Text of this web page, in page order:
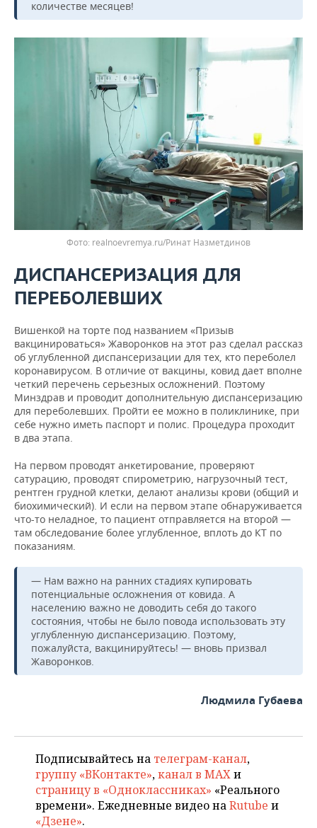
количестве месяцев!
realnoevremya.ru/Ринат Назметдинов
ДИСПАНСЕРИЗАЦИЯ ДЛЯ
ПЕРЕБОЛЕВШИХ
Вишенкой на торте под названием «Призыв
вакцинироваться» Жаворонков на этот раз сделал рассказ
об углубленной диспансеризации для тех, кто переболел
коронавирусом. В отличие от вакцины, ковид дает вполне
четкий перечень серьезных осложнений. Поэтому
Минздрав и проводит дополнительную диспансеризацию
для переболевших. Пройти ее можно в поликлинике, при
себе нужно иметь паспорт и полис. Процедура проходит
в два этапа.
На первом проводят анкетирование, проверяют
сатурацию, проводят спирометрию, нагрузочный тест,
рентген грудной клетки, делают анализы крови (общий и
биохимический). И если на первом этапе обнаруживается
что-то неладное, то пациент отправляется на второй —
там обследование более углубленное, вплоть до КТ по
показаниям.
— Нам важно на ранних стадиях купировать
потенциальные осложнения от ковида. А
населению важно не доводить себя до такого
состояния, чтобы не было повода использовать эту
углубленную диспансеризацию. Поэтому,
пожалуйста, вакцинируйтесь! — вновь призвал
Жаворонков.
Людмила Губаева
Подписывайтесь на телеграм-канал,
группу «ВКонтакте»,канал в MAXи
страницу в «Одноклассниках» «Реального
времени». Ежедневные видео наRutube и
«Дзене».